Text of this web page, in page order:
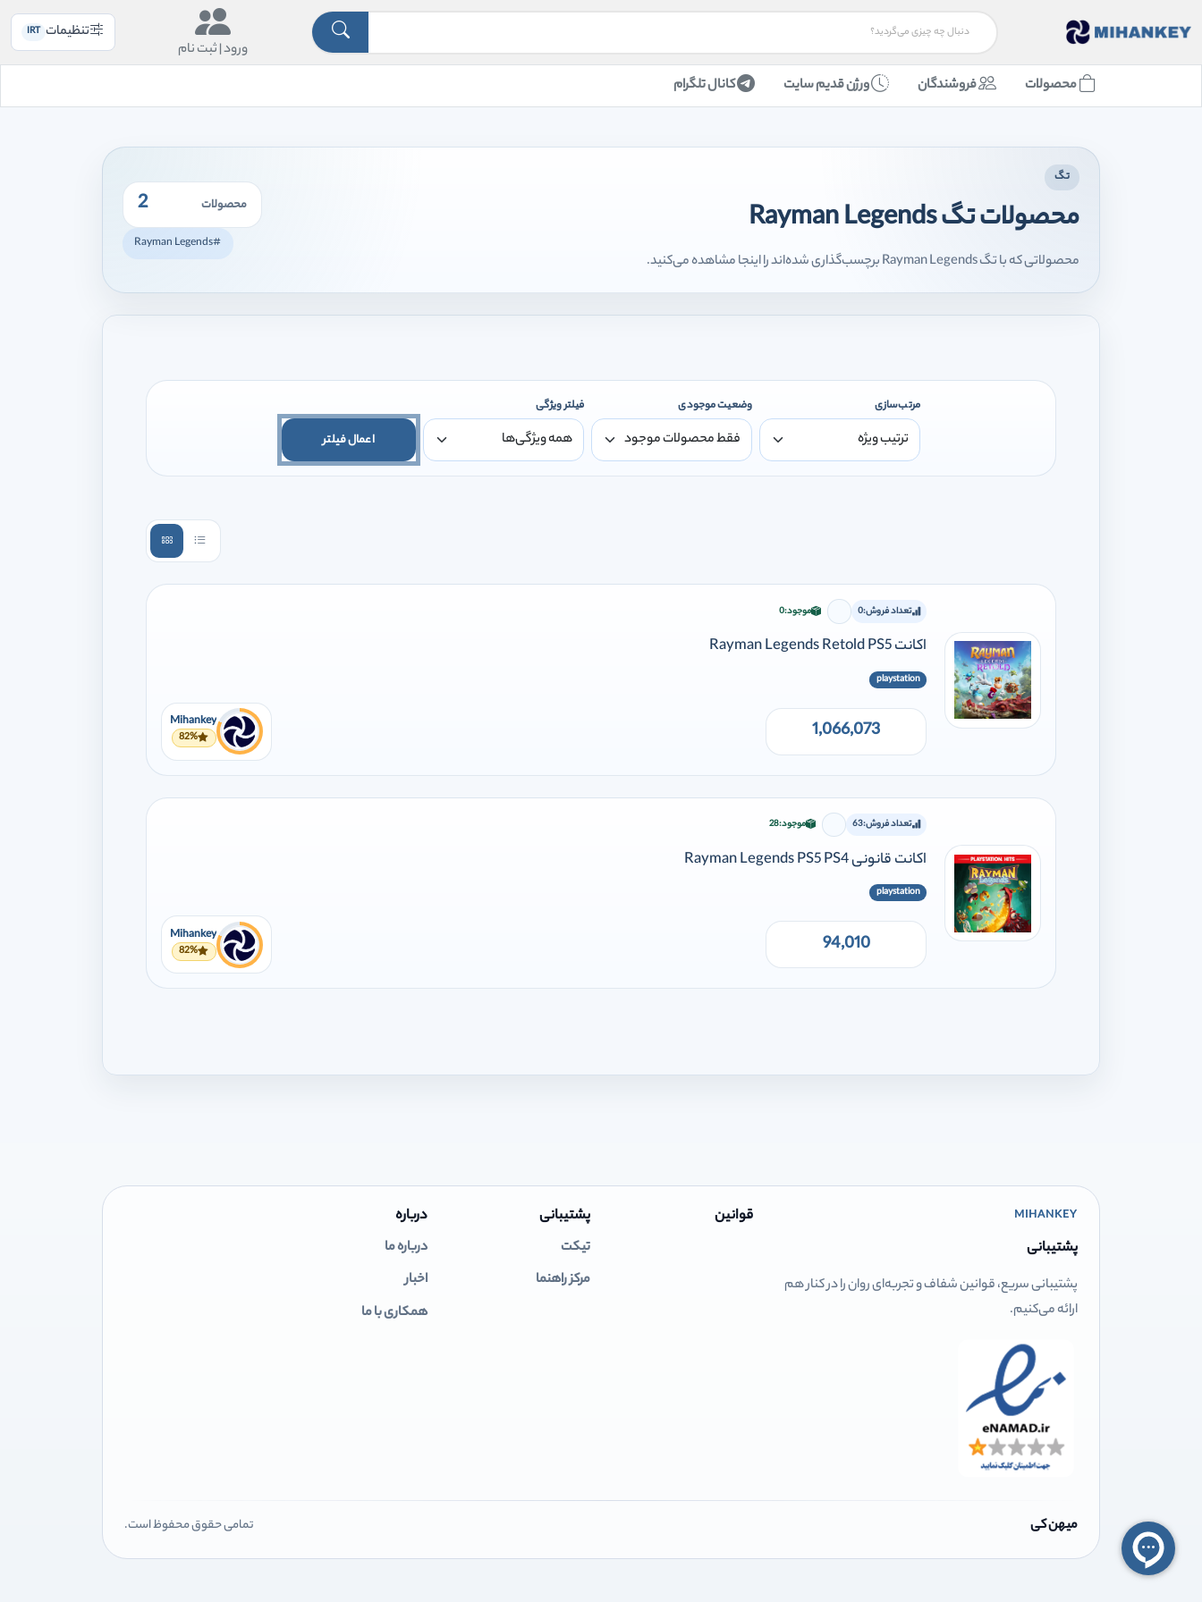
ورود |ثبت نام
تنظیمات IRT
محصولات فروشندگان ورژن قدیم سایت کانال تلگرام
تگ
محصولات تگ Rayman Legends
محصولاتی که با تگ Rayman Legends برچسب‌گذاری شده‌اند را اینجا مشاهده می‌کنید.
محصولات 2
#Rayman Legends
مرتب‌سازی وضعیت موجودی فیلتر ویژگی
اعمال فیلتر
تعداد فروش:0 برای افزودن وارد شوید
موجود:0
اکانت Rayman Legends Retold PS5
playstation
1,066,073
Mihankey
82%
تعداد فروش:63 برای افزودن وارد شوید
موجود:28
اکانت قانونی Rayman Legends PS5 PS4
playstation
94,010
Mihankey
82%
MIHANKEY
پشتیبانی
پشتیبانی سریع، قوانین شفاف و تجربه‌ای روان را در کنار هم
ارائه می‌کنیم.
قوانین پشتیبانی
تیکت
مرکز راهنما
درباره
درباره ما
اخبار
همکاری با ما
میهن کی تمامی حقوق محفوظ است.